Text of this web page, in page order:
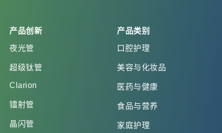
产品创新
夜光管
超级钛管
Clarion
镭射管
晶闪管
产品类别
口腔护理
美容与化妆品
医药与健康
食品与营养
家庭护理